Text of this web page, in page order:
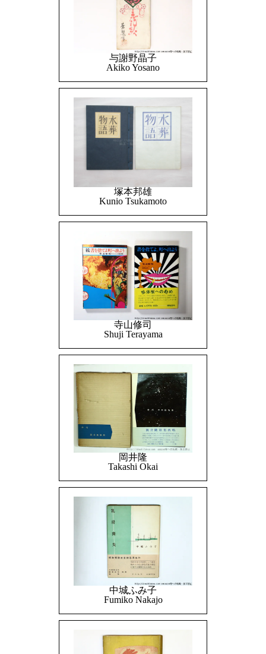
与謝野晶子
Akiko Yosano
塚本邦雄
Kunio Tsukamoto
寺山修司
Shuji Terayama
岡井隆
Takashi Okai
中城ふみ子
Fumiko Nakajo